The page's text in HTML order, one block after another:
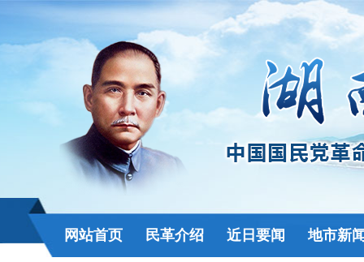
网站首页 民革介绍 近日要闻 地市新